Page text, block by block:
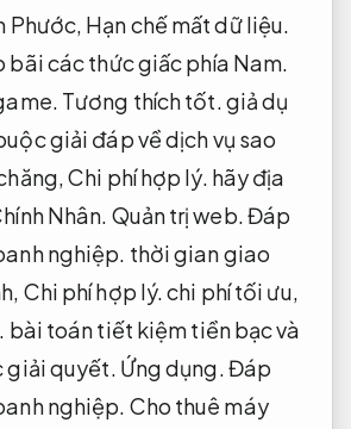
Phước, Hạn chế mất dữ liệu.
bãi các thức giấc phía Nam.
Tương thích tốt.giả dụ
giải đáp về dịch vụ sao
Chi phí hợp lý. hãy địa
Nhân. Quản trị web.Đáp
nghiệp. thời gian giao
Chi phí hợp lý.chi phí tối ưu,
bài toán tiết kiệm tiền bạc và
giải quyết. Ứng dụng.Đáp
nghiệp. Cho thuê máy